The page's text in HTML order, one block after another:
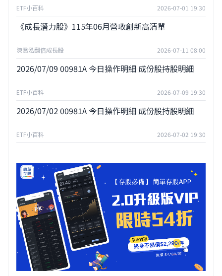
ETF小百科 2026-07-01 19:30
《成長潛力股》115年06月營收創新高清單
陳喬泓翻倍成長股 2026-07-11 08:00
2026/07/09 00981A 今日操作明細 成份股持股明細
ETF小百科 2026-07-09 19:30
2026/07/02 00981A 今日操作明細 成份股持股明細
ETF小百科 2026-07-02 19:30